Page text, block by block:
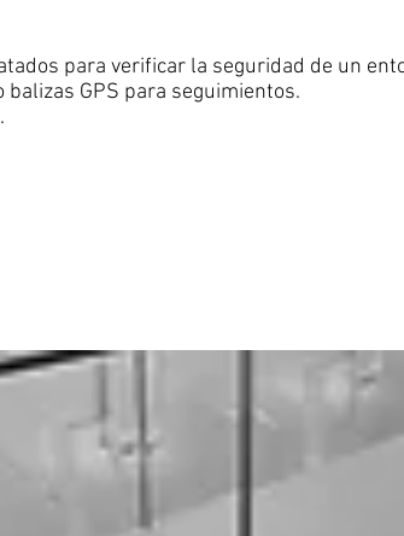
para verificar la seguridad de un
GPS para seguimientos.